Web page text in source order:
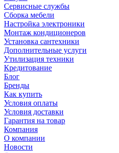
Сервисные службы
Сборка мебели
Настройка электроники
Монтаж кондиционеров
Установка сантехники
Дополнительные услуги
Утилизация техники
Кредитование
Блог
Бренды
Как купить
Условия оплаты
Условия доставки
Гарантия на товар
Компания
О компании
Новости